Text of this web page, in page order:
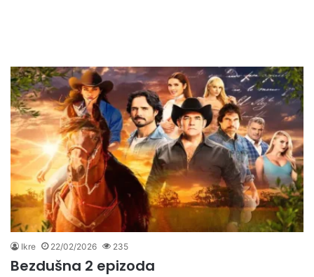
Ikre 22/02/2026 235
Bezdušna 2 epizoda